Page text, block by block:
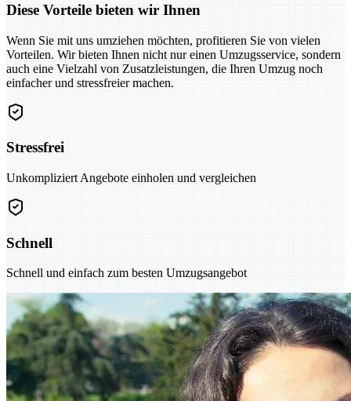
Diese Vorteile bieten wir Ihnen
Wenn Sie mit uns umziehen möchten, profitieren Sie von vielen
Vorteilen. Wir bieten Ihnen nicht nur einen Umzugsservice, sondern
auch eine Vielzahl von Zusatzleistungen, die Ihren Umzug noch
einfacher und stressfreier machen.
Stressfrei
Unkompliziert Angebote einholen und vergleichen
Schnell
Schnell und einfach zum besten Umzugsangebot